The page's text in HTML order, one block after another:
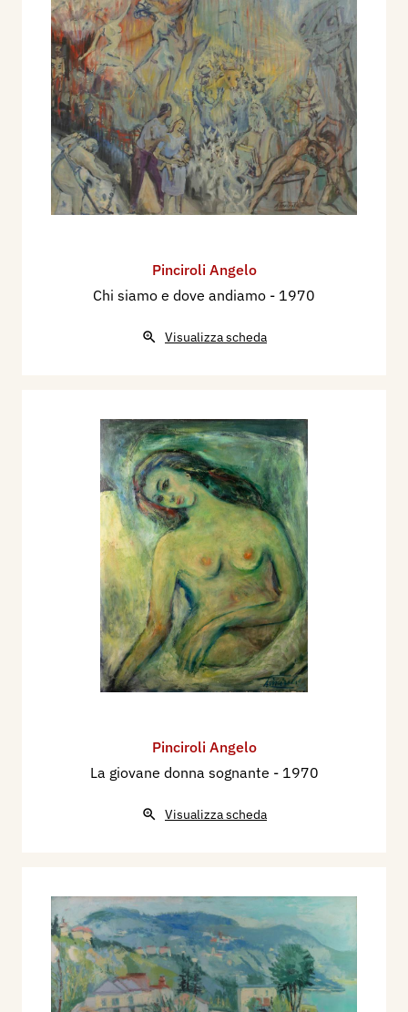
Pinciroli Angelo
Chi siamo e dove andiamo - 1970
Visualizza scheda
Pinciroli Angelo
La giovane donna sognante - 1970
Visualizza scheda